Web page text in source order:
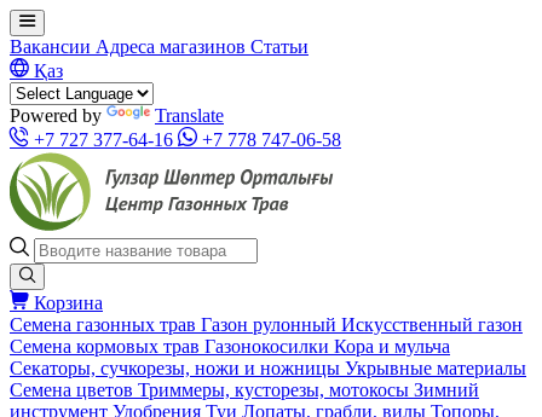
Вакансии Адреса магазинов Статьи
Қаз
Powered by
Translate
+7 727 377-64-16
+7 778 747-06-58
Корзина
Семена газонных трав Газон рулонный Искусственный газон
Семена кормовых трав Газонокосилки Кора и мульча
Секаторы, сучкорезы, ножи и ножницы Укрывные материалы
Семена цветов Триммеры, кусторезы, мотокосы Зимний
инструмент Удобрения Туи Лопаты, грабли, вилы Топоры,